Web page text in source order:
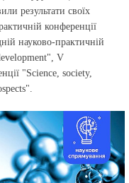
результати своїх
конференції
науково-практичній
V
"Science, society,